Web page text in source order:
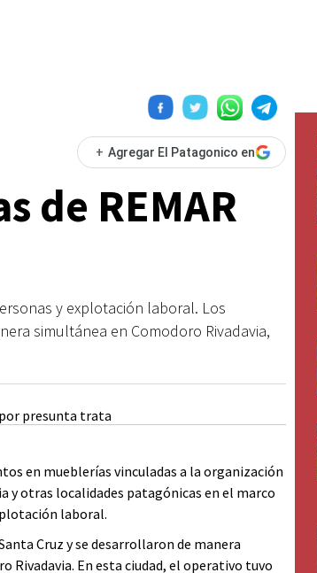
+ Agregar El Patagonico en
de REMAR
y explotación laboral. Los
simultánea en Comodoro Rivadavia,
en mueblerías vinculadas a la organización
y otras localidades patagónicas en el marco
laboral.
Cruz y se desarrollaron de manera
Rivadavia. En esta ciudad, el operativo tuvo